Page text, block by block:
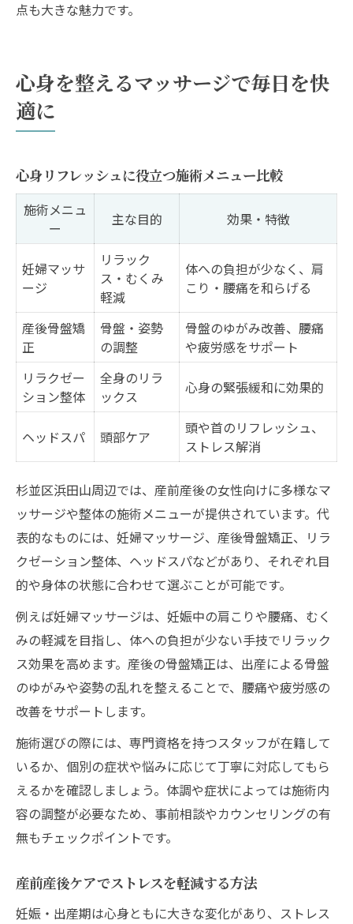
点も大きな魅力です。
心身を整えるマッサージで毎日を快
適に
心身リフレッシュに役立つ施術メニュー比較
施術メニュ
ー
主な目的 効果・特徴
妊婦マッサ
ージ
リラック
ス・むくみ
軽減
体への負担が少なく、肩
こり・腰痛を和らげる
産後骨盤矯
正
骨盤・姿勢
の調整
骨盤のゆがみ改善、腰痛
や疲労感をサポート
リラクゼー
ション整体
全身のリラ
ックス
心身の緊張緩和に効果的
ヘッドスパ 頭部ケア
頭や首のリフレッシュ、
ストレス解消
杉並区浜田山周辺では、産前産後の女性向けに多様なマ
ッサージや整体の施術メニューが提供されています。代
表的なものには、妊婦マッサージ、産後骨盤矯正、リラ
クゼーション整体、ヘッドスパなどがあり、それぞれ目
的や身体の状態に合わせて選ぶことが可能です。
例えば妊婦マッサージは、妊娠中の肩こりや腰痛、むく
みの軽減を目指し、体への負担が少ない手技でリラック
ス効果を高めます。産後の骨盤矯正は、出産による骨盤
のゆがみや姿勢の乱れを整えることで、腰痛や疲労感の
改善をサポートします。
施術選びの際には、専門資格を持つスタッフが在籍して
いるか、個別の症状や悩みに応じて丁寧に対応してもら
えるかを確認しましょう。体調や症状によっては施術内
容の調整が必要なため、事前相談やカウンセリングの有
無もチェックポイントです。
産前産後ケアでストレスを軽減する方法
妊娠・出産期は心身ともに大きな変化があり、ストレス